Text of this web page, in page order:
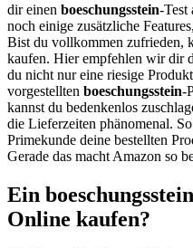
dir einen boeschungsstein-Test
noch einige zusätzliche
Bist du vollkommen zufrieden,
kaufen. Hier empfehlen wir dir
du nicht nur eine riesige
vorgestellten boeschungsstein-
kannst du bedenkenlos
die Lieferzeiten phänomenal.
Primekunde deine bestellten
Gerade das macht Amazon so
Ein
Online kaufen?